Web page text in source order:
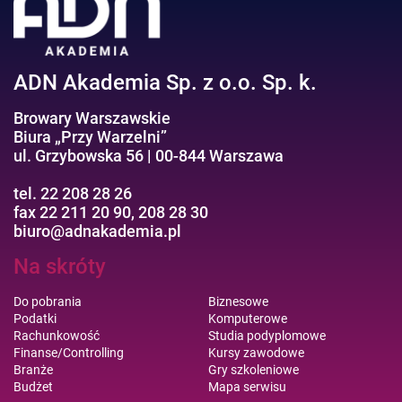
Efektywność osobista//Wellbeing
ADN Akademia Sp. z o.o. Sp. k.
Browary Warszawskie
Biura „Przy Warzelni”
ul. Grzybowska 56 | 00-844 Warszawa
tel. 22 208 28 26
fax 22 211 20 90, 208 28 30
biuro@adnakademia.pl
Na skróty
Do pobrania
Podatki
Rachunkowość
Finanse/Controlling
Branże
Budżet
Biznesowe
Komputerowe
Studia podyplomowe
Kursy zawodowe
Gry szkoleniowe
Mapa serwisu